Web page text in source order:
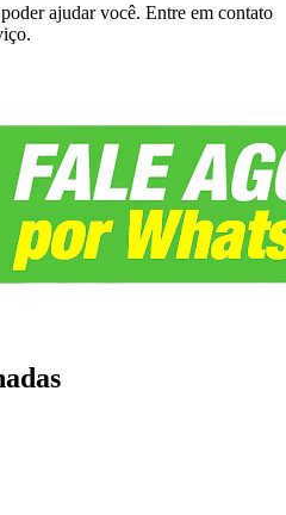
ajudar você. Entre em contato